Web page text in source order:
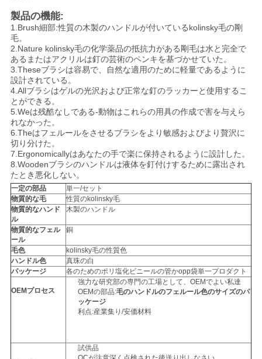
製品の機能:
1.Brush細部:性質の木製のハンドルが付いているkolinsky毛の剛
毛。
2.Nature kolinsky毛の化学薬品の抵抗力がある剛毛は水と完全で
あるまたはアクリルは釘の芸術のペンキを基づかせていた。
3.Theseブラシは容易で、自然な適用のために軽量であるように
設計されている。
4.Allブラシはゲルの光沢および正常な釘のラッカーと使用するこ
とができる。
5.Weは残酷なしである-動物はこれらの用具の作成で害を与えら
れなかった。
6.Theはフェルールをさせるブラシをより敏感およびより贅沢に
切り分けた。
7.Ergonomicallyはあなたの手で楽に保持されるように設計した。
8.Woodenブラシのハンドルは液体を釘付けするために露出され
たとき悪化しない。
一定の部品
単一/セット
物質的な毛
性質のkolinsky毛
物質的なハンド
ル
木製のハンドル
物質的なフェル
ール
銅
毛色
kolinsky毛の性質色
ハンドル色
真珠の白
パッケージ
各のためのポリ塩化ビニールの管かopp袋単一プロダクト
OEMプロセス
強力な研究部の専門の工場として、OEMでよい私達
OEMの部品:毛のハンドルのフェルール色のサイズのパ
ッケージ
利点:産業集り/安価材料
試供品